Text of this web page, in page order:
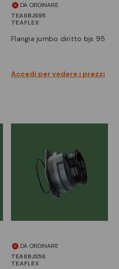
DA ORDINARE
TEA8BJS95
TEAFLEX
flangia jumbo diritto bjs 95
Accedi per vedere i prezzi
DA ORDINARE
TEA8BJS56
TEAFLEX